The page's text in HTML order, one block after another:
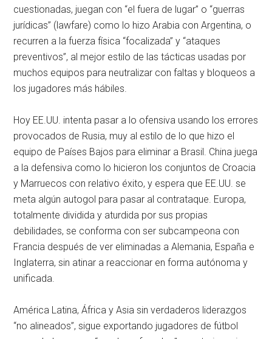
cuestionadas, juegan con “el fuera de lugar” o “guerras
jurídicas” (lawfare) como lo hizo Arabia con Argentina, o
recurren a la fuerza física “focalizada” y “ataques
preventivos”, al mejor estilo de las tácticas usadas por
muchos equipos para neutralizar con faltas y bloqueos a
los jugadores más hábiles.
Hoy EE.UU. intenta pasar a lo ofensiva usando los errores
provocados de Rusia, muy al estilo de lo que hizo el
equipo de Países Bajos para eliminar a Brasil. China juega
a la defensiva como lo hicieron los conjuntos de Croacia
y Marruecos con relativo éxito, y espera que EE.UU. se
meta algún autogol para pasar al contrataque. Europa,
totalmente dividida y aturdida por sus propias
debilidades, se conforma con ser subcampeona con
Francia después de ver eliminadas a Alemania, España e
Inglaterra, sin atinar a reaccionar en forma autónoma y
unificada.
América Latina, África y Asia sin verdaderos liderazgos
“no alineados”, sigue exportando jugadores de fútbol